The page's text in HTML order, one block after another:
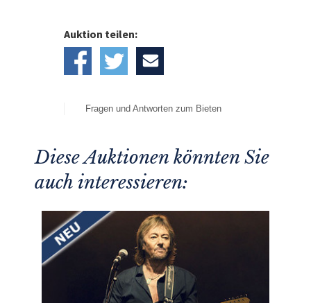
Auktion teilen:
Fragen und Antworten zum Bieten
Diese Auktionen könnten Sie
auch interessieren: